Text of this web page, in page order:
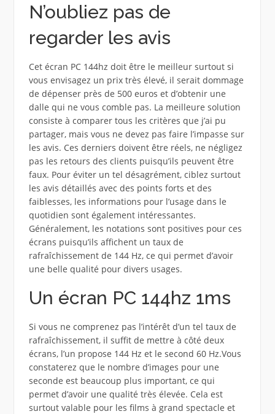
N’oubliez pas de
regarder les avis
Cet écran PC 144hz doit être le meilleur surtout si
vous envisagez un prix très élevé, il serait dommage
de dépenser près de 500 euros et d’obtenir une
dalle qui ne vous comble pas. La meilleure solution
consiste à comparer tous les critères que j’ai pu
partager, mais vous ne devez pas faire l’impasse sur
les avis. Ces derniers doivent être réels, ne négligez
pas les retours des clients puisqu’ils peuvent être
faux. Pour éviter un tel désagrément, ciblez surtout
les avis détaillés avec des points forts et des
faiblesses, les informations pour l’usage dans le
quotidien sont également intéressantes.
Généralement, les notations sont positives pour ces
écrans puisqu’ils affichent un taux de
rafraîchissement de 144 Hz, ce qui permet d’avoir
une belle qualité pour divers usages.
Un écran PC 144hz 1ms
Si vous ne comprenez pas l’intérêt d’un tel taux de
rafraîchissement, il suffit de mettre à côté deux
écrans, l’un propose 144 Hz et le second 60 Hz.Vous
constaterez que le nombre d’images pour une
seconde est beaucoup plus important, ce qui
permet d’avoir une qualité très élevée. Cela est
surtout valable pour les films à grand spectacle et